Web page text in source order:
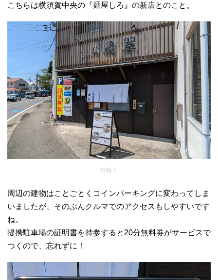
こちらは横須賀中央の『麺屋しろ』の新店とのこと。
外観！
周辺の建物はことごとくコインパーキングに変わってしま
いましたが、そのぶんクルマでのアクセスもしやすいです
ね。
提携駐車場の証明書を持参すると20分無料券がサービスで
つくので、忘れずに！